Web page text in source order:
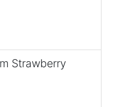
Strawberry